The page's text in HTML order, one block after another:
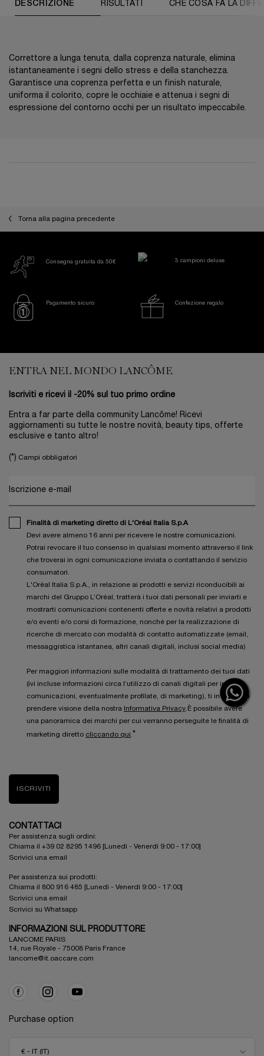
DESCRIZIONE RISULTATI CHE COSA FA LA
Correttore a lunga tenuta, dalla coprenza naturale, elimina
istantaneamente i segni dello stress e della stanchezza.
Garantisce una coprenza perfetta e un finish naturale,
uniforma il colorito, copre le occhiaie e attenua i segni di
espressione del contorno occhi per un risultato impeccabile.
Torna alla pagina precedente
Consegna gratuita da 50€ 3 campioni deluxe
Pagamento sicuro Confezione regalo
ENTRA NEL MONDO LANCÔME
Iscriviti e ricevi il -20% sul tuo primo ordine
Entra a far parte della community Lancôme! Ricevi
aggiornamenti su tutte le nostre novità, beauty tips, offerte
esclusive e tanto altro!
(*) Campi obbligatori
Iscrizione e-mail
Finalità di marketing diretto di L'Oréal Italia S.p.A
Devi avere almeno 16 anni per ricevere le nostre comunicazioni.
Potrai revocare il tuo consenso in qualsiasi momento attraverso il link
che troverai in ogni comunicazione inviata o contattando il servizio
consumatori.
L'Oréal Italia S.p.A., in relazione ai prodotti e servizi riconducibili ai
marchi del Gruppo L’Oréal, tratterà i tuoi dati personali per inviarti e
mostrarti comunicazioni contenenti offerte e novità relativi a prodotti
e/o eventi e/o corsi di formazione, nonché per la realizzazione di
ricerche di mercato con modalità di contatto automatizzate (email,
messaggistica istantanea, altri canali digitali, inclusi social media)
Per maggiori informazioni sulle modalità di trattamento dei tuoi dati
(ivi incluse informazioni circa l’utilizzo di canali digitali per inviarti
comunicazioni, eventualmente profilate, di marketing), ti invitiamo a
prendere visione della nostra
Informativa Privacy.È possibile avere
una panoramica dei marchi per cui verranno perseguite le finalità di
marketing diretto cliccando qui.*
ISCRIVITI
CONTATTACI
Per assistenza sugli ordini:
Chiama il +39 02 8295 1496 [Lunedì - Venerdì 9:00 - 17:00]
Scrivici una email
Per assistenza sui prodotti:
Chiama il 800 916 485 [Lunedì - Venerdì 9:00 - 17:00]
Scrivici una email
Scrivici su Whatsapp
INFORMAZIONI SUL PRODUTTORE
LANCOME PARIS
14, rue Royale - 75008 Paris France
lancome@it.oaccare.com
Purchase option
€ - IT (IT)